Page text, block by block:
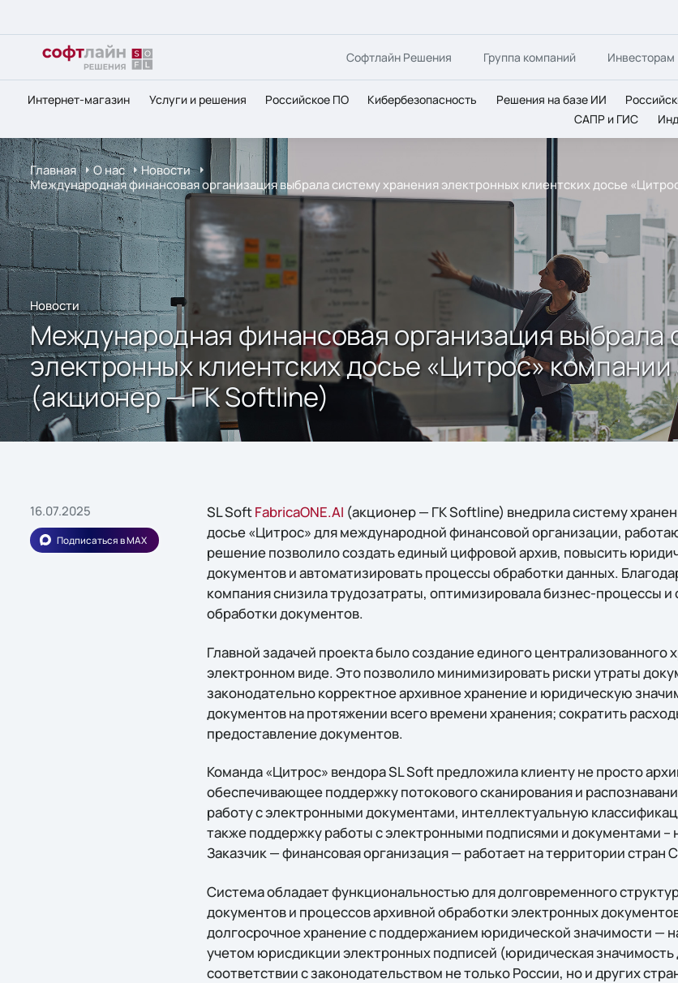
Софтлайн Решения Группа компаний Инвесторам
Интернет-магазин Услуги и решения Российское ПО Кибербезопасность Решения на базе ИИ
САПР и ГИС
Главная О нас
Новости
Международная финансовая организация выбрала систему хранения электронных клиентских досье
Новости
Международная финансовая организация выбрала
электронных клиентских досье «Цитрос» компании
(акционер — ГК Softline)
16.07.2025
Подписаться в MAX
SL SoftFabricaONE.AI (акционер — ГК Softline) внедрила систему
досье «Цитрос» для международной финансовой организации,
решение позволило создать единый цифровой архив, повысить
документов и автоматизировать процессы обработки данных.
компания снизила трудозатраты, оптимизировала бизнес-процессы
обработки документов.
Главной задачей проекта было создание единого централизованного
электронном виде. Это позволило минимизировать риски утраты
законодательно корректное архивное хранение и юридическую
документов на протяжении всего времени хранения; сократить
предоставление документов.
Команда «Цитрос» вендора SL Soft предложила клиенту не просто
обеспечивающее поддержку потокового сканирования и
работу с электронными документами, интеллектуальную
также поддержку работы с электронными подписями и документами –
Заказчик — финансовая организация — работает на территории стран
Система обладает функциональностью для долговременного
документов и процессов архивной обработки электронных
долгосрочное хранение с поддержанием юридической значимости —
учетом юрисдикции электронных подписей (юридическая значимость
соответствии с законодательством не только России, но и других